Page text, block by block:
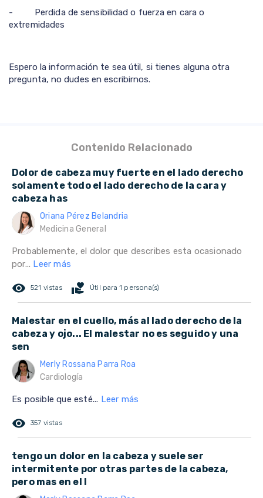
- Perdida de sensibilidad o fuerza en cara o
extremidades
Espero la información te sea útil, si tienes alguna otra
pregunta, no dudes en escribirnos.
Contenido Relacionado
Dolor de cabeza muy fuerte en el lado derecho
solamente todo el lado derecho de la cara y
cabeza has
Oriana Pérez Belandria
Medicina General
Probablemente, el dolor que describes esta ocasionado
por... Leer más
remove_red_eye 521 vistas volunteer_activism Útil para 1 persona(s)
Malestar en el cuello, más al lado derecho de la
cabeza y ojo... El malestar no es seguido y una
sen
Merly Rossana Parra Roa
Cardiología
Es posible que esté... Leer más
remove_red_eye 357 vistas
tengo un dolor en la cabeza y suele ser
intermitente por otras partes de la cabeza,
pero mas en el l